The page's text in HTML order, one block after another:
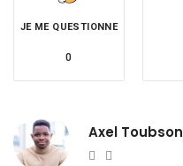
JE ME QUESTIONNE
0
Axel Toubson
Website